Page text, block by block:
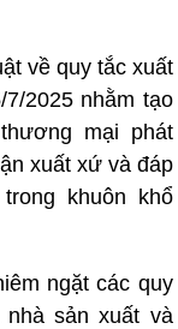
về quy tắc xuất
2025 nhằm tạo
mại phát
xuất xứ và đáp
khuôn khổ
ngặt các quy
sản xuất và